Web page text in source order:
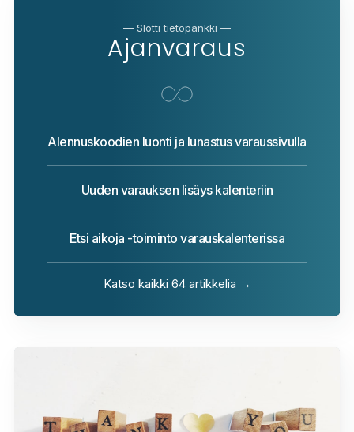
— Slotti tietopankki —
Ajanvaraus
Alennuskoodien luonti ja lunastus varaussivulla
Uuden varauksen lisäys kalenteriin
Etsi aikoja -toiminto varauskalenterissa
Katso kaikki 64 artikkelia →